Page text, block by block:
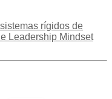
sistemas rígidos de
Leadership Mindset